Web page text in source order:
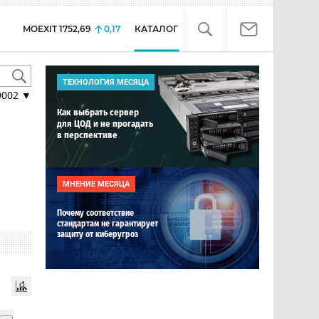
MOEXIT 1752,69 0,17 КАТАЛОГ
▼
ТЕХНОЛОГИЯ МЕСЯЦА
Как выбрать сервер
для ЦОД и не прогадать
в перспективе
МНЕНИЕ МЕСЯЦА
Почему соответствие
стандартам не гарантирует
защиту от киберугроз